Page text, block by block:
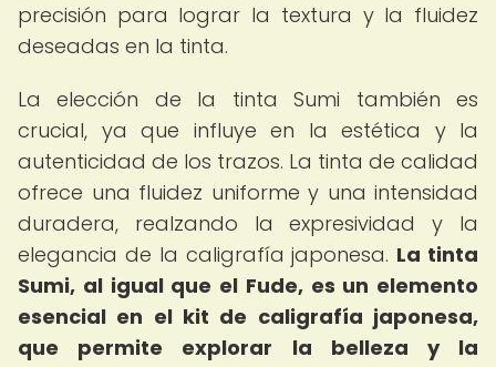
precisión para lograr la textura y la fluidez
deseadas en la tinta.
La elección de la tinta Sumi también es
crucial, ya que influye en la estética y la
autenticidad de los trazos. La tinta de calidad
ofrece una fluidez uniforme y una intensidad
duradera, realzando la expresividad y la
elegancia de la caligrafía japonesa. La tinta
Sumi, al igual que el Fude, es un elemento
esencial en el kit de caligrafía japonesa,
que permite explorar la belleza y la